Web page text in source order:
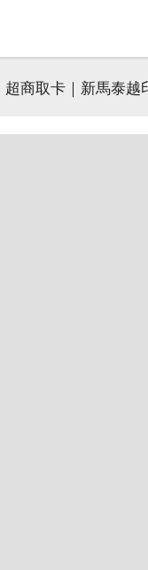
超商取卡｜新馬泰